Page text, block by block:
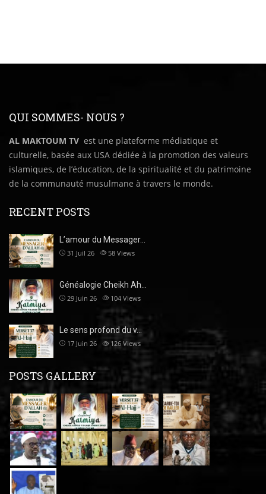
QUI SOMMES- NOUS ?
AL MAKTOUM TV est une plateforme médiatique et
culturelle, basée aux USA dédiée à la promotion des valeurs
islamiques, de l’éducation, de la spiritualité et du patrimoine
de la communauté musulmane à travers le monde.
RECENT POSTS
L’amour du Messager…
31 Juil 26 58 Views
Généalogie Cheikh Ah…
29 Juin 26 104 Views
Le sens profond du v…
17 Juin 26 126 Views
POSTS GALLERY